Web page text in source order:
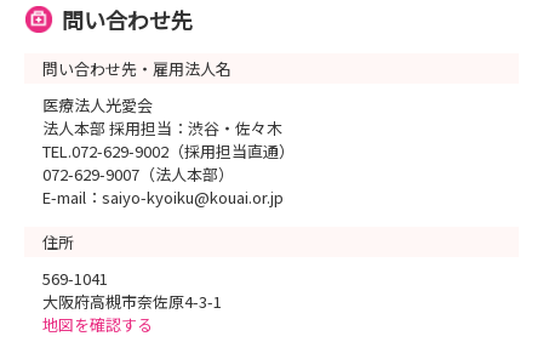
問い合わせ先
問い合わせ先・雇用法人名
医療法人光愛会
法人本部 採用担当：渋谷・佐々木
TEL.072-629-9002（採用担当直通）
072-629-9007（法人本部）
E-mail：saiyo-kyoiku@kouai.or.jp
住所
569-1041
大阪府高槻市奈佐原4-3-1
地図を確認する